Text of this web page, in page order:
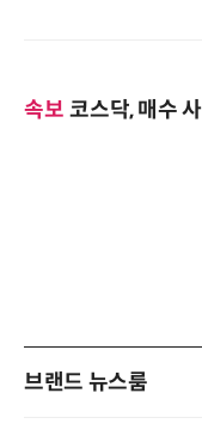
속보 코스닥, 매수
브랜드 뉴스룸